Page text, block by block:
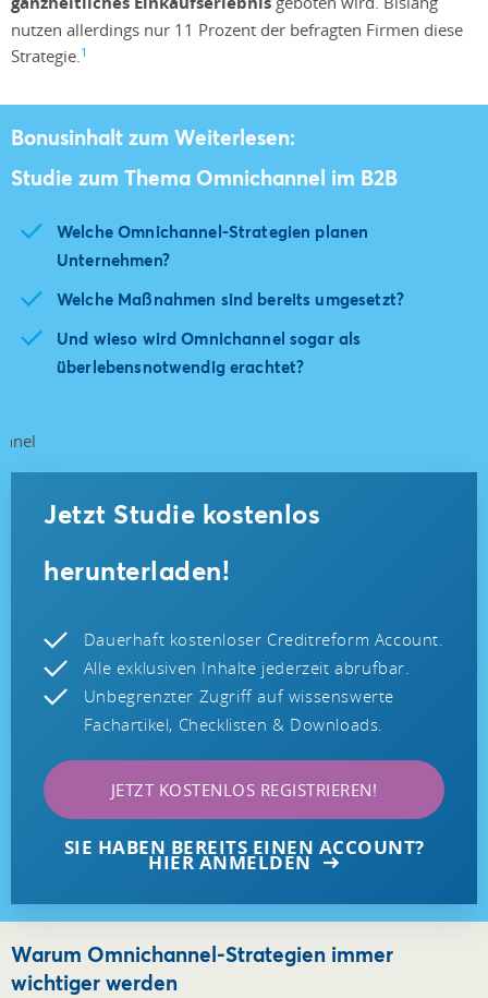
nutzen allerdings nur 11 Prozent der befragten Firmen diese
Strategie.1
Bonusinhalt zum Weiterlesen:
Studie zum Thema Omnichannel im B2B
Welche Omnichannel-Strategien planen
Unternehmen?
Welche Maßnahmen sind bereits umgesetzt?
Und wieso wird Omnichannel sogar als
überlebensnotwendig erachtet?
Jetzt Studie kostenlos
herunterladen!
Dauerhaft kostenloser Creditreform Account.
Alle exklusiven Inhalte jederzeit abrufbar.
Unbegrenzter Zugriff auf wissenswerte
Fachartikel, Checklisten & Downloads.
JETZT KOSTENLOS REGISTRIEREN!
SIE HABEN BEREITS EINEN ACCOUNT?
HIER ANMELDEN
Warum Omnichannel-Strategien immer
wichtiger werden